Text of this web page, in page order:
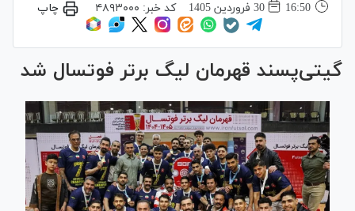
16:50
30 فروردين 1405 کد خبر: ۴۸۹۳۰۰۰ چاپ
گیتی‌پسند قهرمان لیگ برتر فوتسال شد